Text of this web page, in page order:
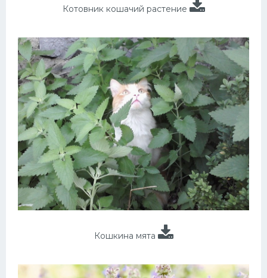
Котовник кошачий растение
Кошкина мята